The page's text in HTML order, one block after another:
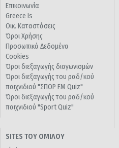
Επικοινωνία
Greece Is
Οικ. Καταστάσεις
Όροι Χρήσης
Προσωπικά Δεδομένα
Cookies
Όροι διεξαγωγής διαγωνισμών
Όροι διεξαγωγής του ραδ/κού
παιχνιδιού "ΣΠΟΡ FM Quiz"
Όροι διεξαγωγής του ραδ/κού
παιχνιδιού "Sport Quiz"
SITES ΤΟΥ ΟΜΙΛΟΥ